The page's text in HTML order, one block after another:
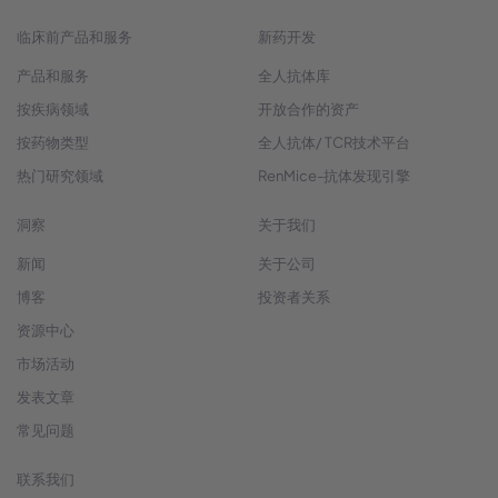
临床前产品和服务
产品和服务
按疾病领域
按药物类型
热门研究领域
新药开发
全人抗体库
开放合作的资产
全人抗体/ TCR技术平台
RenMice-抗体发现引擎
洞察
新闻
博客
资源中心
市场活动
发表文章
常见问题
关于我们
关于公司
投资者关系
联系我们